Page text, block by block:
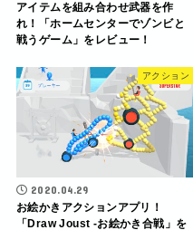
アイテムを組み合わせ武器を作
れ！「ホームセンターでゾンビと
戦うゲーム」をレビュー！
アクション
2020.04.29
お絵かきアクションアプリ！
「Draw Joust -お絵かき合戦」を